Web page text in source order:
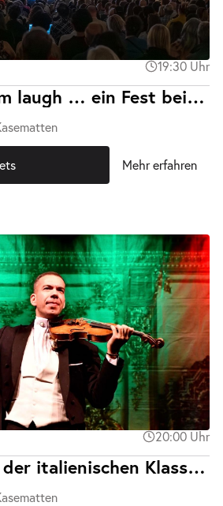
19:30 Uhr
AIMS Make him laugh … ein Fest bei Prinz Orlofsky
Mehr erfahren
20:00 Uhr
Sommernacht der italienischen Klassiker | Teatro d´Opera Italiana | Abgesagt